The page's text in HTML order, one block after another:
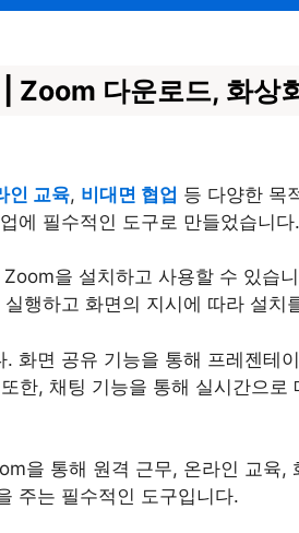
Zoom 다운로드, 화상
인 교육, 비대면 협업 등 다양한 목
에 필수적인 도구로 만들었습니다.
을 설치하고 사용할 수 있습
행하고 화면의 지시에 따라 설치
. 화면 공유 기능을 통해 프레젠테
한, 채팅 기능을 통해 실시간으로
을 통해 원격 근무, 온라인 교육,
주는 필수적인 도구입니다.